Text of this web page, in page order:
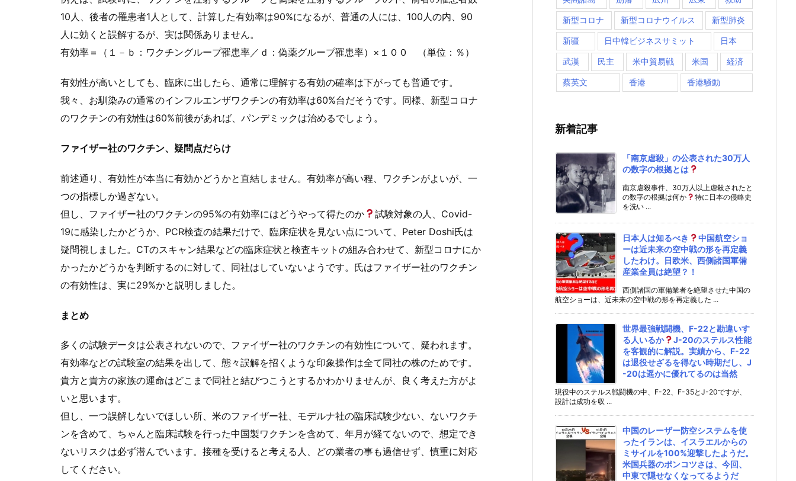
10人、後者の罹患者1人として、計算した有効率は90%になるが、普通の人には、100人の内、90
人に効くと誤解するが、実は関係ありません。
有効率＝（１－ｂ：ワクチングループ罹患率／ｄ：偽薬グループ罹患率）×１００ （単位：％）
有効性が高いとしても、臨床に出したら、通常に理解する有効の確率は下がっても普通です。
我々、お馴染みの通常のインフルエンザワクチンの有効率は60%台だそうです。同様、新型コロナ
のワクチンの有効性は60%前後があれば、パンデミックは治めるでしょう。
ファイザー社のワクチン、疑問点だらけ
前述通り、有効性が本当に有効かどうかと直結しません。有効率が高い程、ワクチンがよいが、一
つの指標しか過ぎない。
但し、ファイザー社のワクチンの95%の有効率にはどうやって得たのか
試験対象の人、Covid-
19に感染したかどうか、PCR検査の結果だけで、臨床症状を見ない点について、Peter Doshi氏は
疑問視しました。CTのスキャン結果などの臨床症状と検査キットの組み合わせて、新型コロナにか
かったかどうかを判断するのに対して、同社はしていないようです。氏はファイザー社のワクチン
の有効性は、実に29%かと説明しました。
まとめ
多くの試験データは公表されないので、ファイザー社のワクチンの有効性について、疑われます。
有効率などの試験室の結果を出して、態々誤解を招くような印象操作は全て同社の株のためです。
貴方と貴方の家族の運命はどこまで同社と結びつこうとするかわかりませんが、良く考えた方がよ
いと思います。
但し、一つ誤解しないでほしい所、米のファイザー社、モデルナ社の臨床試験少ない、ないワクチ
ンを含めて、ちゃんと臨床試験を行った中国製ワクチンを含めて、年月が経てないので、想定でき
ないリスクは必ず潜んでいます。接種を受けると考える人、どの業者の事も過信せず、慎重に対応
してください。
新型コロナ 新型コロナウイルス 新型肺炎
新疆 日中韓ビジネスサミット 日本
武漢 民主 米中貿易戦 米国 経済
蔡英文 香港 香港騒動
新着記事
「南京虐殺」の公表された30万人
の数字の根拠とは
南京虐殺事件、30万人以上虐殺されたと
の数字の根拠は何か
特に日本の侵略史
を洗い ...
日本人は知るべき
中国航空ショ
ーは近未来の空中戦の形を再定義
したわけ。日欧米、西側諸国軍備
産業全員は絶望？！
西側諸国の軍備業者を絶望させた中国の
航空ショーは、近未来の空中戦の形を再定義した ...
世界最強戦闘機、F-22と勘違いす
る人いるか
J-20のステルス性能
を客観的に解説。実績から、F-22
は退役せざるを得ない時期だし、J
-20は遥かに優れてるのは当然
現役中のステルス戦闘機の中、F-22、F-35とJ-20ですが、
設計は成功を収 ...
中国のレーザー防空システムを使
ったイランは、イスラエルからの
ミサイルを100%迎撃したようだ。
米国兵器のポンコツさは、今回、
中東で隠せなくなってるようだ